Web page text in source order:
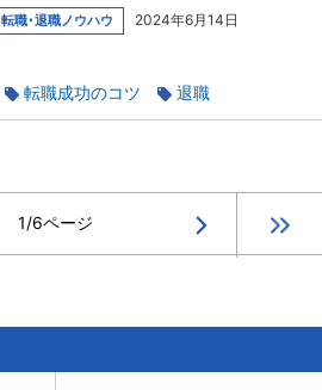
転職･退職ノウハウ 2024年6月14日
転職成功のコツ
退職
1/6ページ